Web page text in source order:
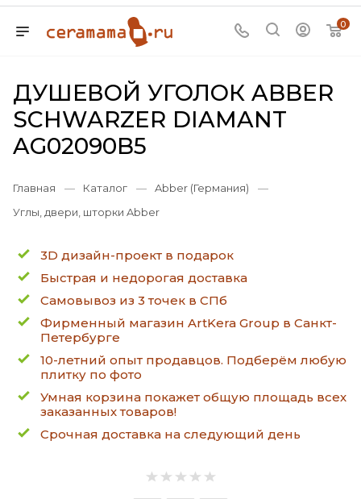
0
ДУШЕВОЙ УГОЛОК ABBER
SCHWARZER DIAMANT
AG02090B5
Главная — Каталог — Abber (Германия)
—
Углы, двери, шторки Abber
3D дизайн-проект в подарок
Быстрая и недорогая доставка
Самовывоз из 3 точек в СПб
Фирменный магазин ArtKera Group в Санкт-
Петербурге
10-летний опыт продавцов. Подберём любую
плитку по фото
Умная корзина покажет общую площадь всех
заказанных товаров!
Срочная доставка на следующий день